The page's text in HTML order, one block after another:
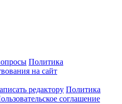
Политика
на сайт
редактору Политика
соглашение